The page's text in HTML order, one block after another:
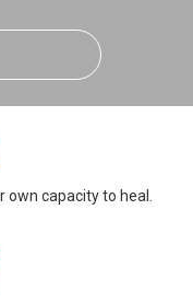
capacity to heal.